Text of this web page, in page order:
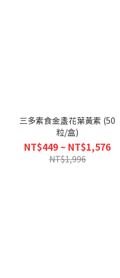
三多素食金盞花葉黃素 (50
粒/盒)
NT$449 ~ NT$1,576
NT$1,996